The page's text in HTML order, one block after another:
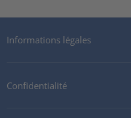
Informations légales
Confidentialité